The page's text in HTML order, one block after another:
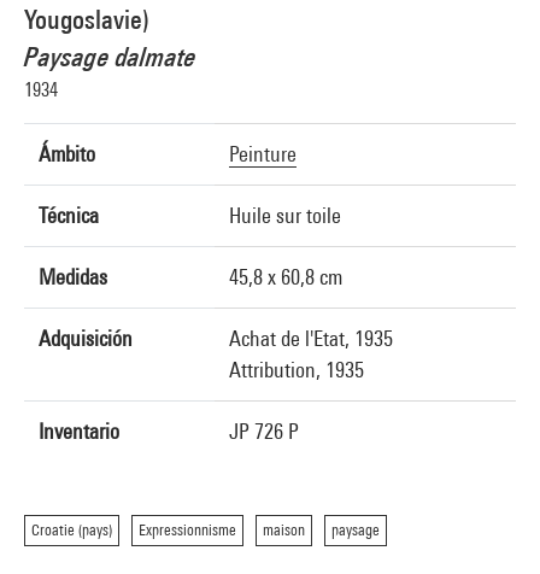
Yougoslavie)
Paysage dalmate
1934
Ámbito Peinture
Técnica Huile sur toile
Medidas 45,8 x 60,8 cm
Adquisición
Achat de l'Etat, 1935
Attribution, 1935
Inventario JP 726 P
Croatie (pays) Expressionnisme maison paysage